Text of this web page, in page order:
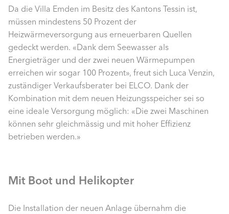
Da die Villa Emden im Besitz des Kantons Tessin ist,
müssen mindestens 50 Prozent der
Heizwärmeversorgung aus erneuerbaren Quellen
gedeckt werden. «Dank dem Seewasser als
Energieträger und der zwei neuen Wärmepumpen
erreichen wir sogar 100 Prozent», freut sich Luca Venzin,
zuständiger Verkaufsberater bei ELCO. Dank der
Kombination mit dem neuen Heizungsspeicher sei so
eine ideale Versorgung möglich: «Die zwei Maschinen
können sehr gleichmässig und mit hoher Effizienz
betrieben werden.»
Mit Boot und Helikopter
Die Installation der neuen Anlage übernahm die